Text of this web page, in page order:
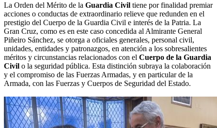
La Orden del Mérito de la Guardia Civil tiene por finalidad premiar
acciones o conductas de extraordinario relieve que redunden en el
prestigio del Cuerpo de la Guardia Civil e interés de la Patria. La
Gran Cruz, como es en este caso concedida al Almirante General
Piñeiro Sánchez, se otorga a oficiales generales, personal civil,
unidades, entidades y patronazgos, en atención a los sobresalientes
méritos y circunstancias relacionados con el Cuerpo de la Guardia
Civil o la seguridad pública. Esta distinción subraya la colaboración
y el compromiso de las Fuerzas Armadas, y en particular de la
Armada, con las Fuerzas y Cuerpos de Seguridad del Estado.